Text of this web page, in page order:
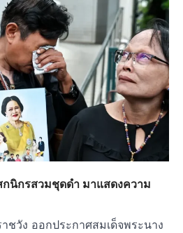
นิกรสวมชุดดำ มาแสดงความ
ชวัง ออกประกาศสมเด็จพระนาง